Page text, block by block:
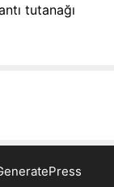
tutanağı